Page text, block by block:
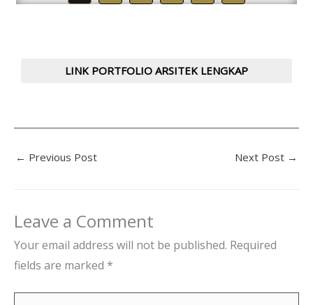
LINK PORTFOLIO ARSITEK LENGKAP
← Previous Post Next Post →
Leave a Comment
Your email address will not be published. Required
fields are marked *